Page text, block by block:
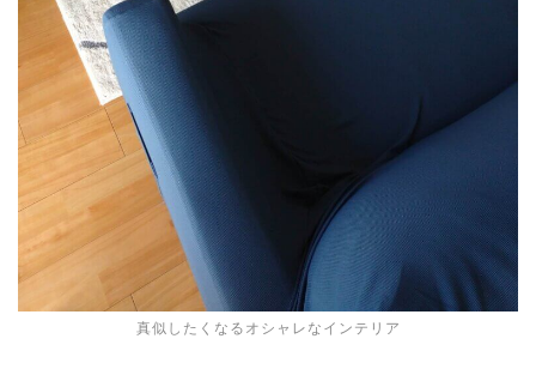
真似したくなるオシャレなインテリア